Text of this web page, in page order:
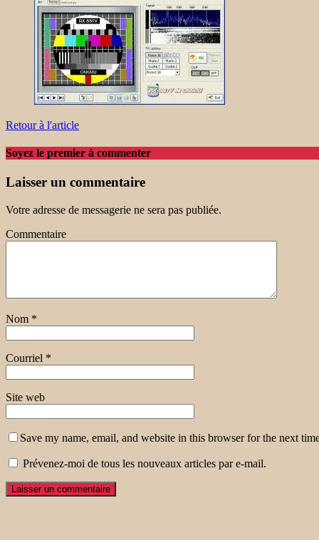
Retour à l'article
Soyez le premier à commenter
Laisser un commentaire
Votre adresse de messagerie ne sera pas publiée.
Commentaire
Nom *
Courriel *
Site web
Save my name, email, and website in this browser for the next
Prévenez-moi de tous les nouveaux articles par e-mail.